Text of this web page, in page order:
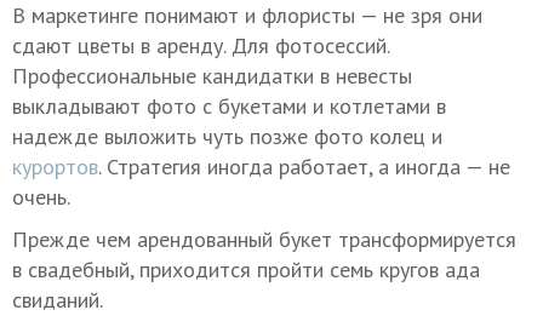
В маркетинге понимают и флористы — не зря они
сдают цветы в аренду. Для фотосессий.
Профессиональные кандидатки в невесты
выкладывают фото с букетами и котлетами в
надежде выложить чуть позже фото колец и
курортов. Стратегия иногда работает, а иногда — не
очень.
Прежде чем арендованный букет трансформируется
в свадебный, приходится пройти семь кругов ада
свиданий.